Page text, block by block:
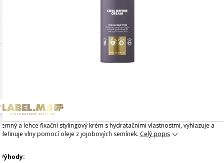
Jemný a lehce fixační stylingový krém s hydratačními vlastnostmi, vyhlazuje a
definuje vlny pomocí oleje z jojobových semínek. Celý popis
Výhody: